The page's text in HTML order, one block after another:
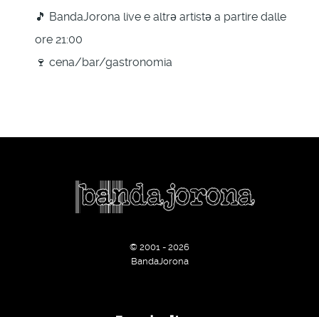
🎵 BandaJorona live e altrə artistə a partire dalle
ore 21:00
🍷 cena/bar/gastronomia
© 2001 - 2026
BandaJorona